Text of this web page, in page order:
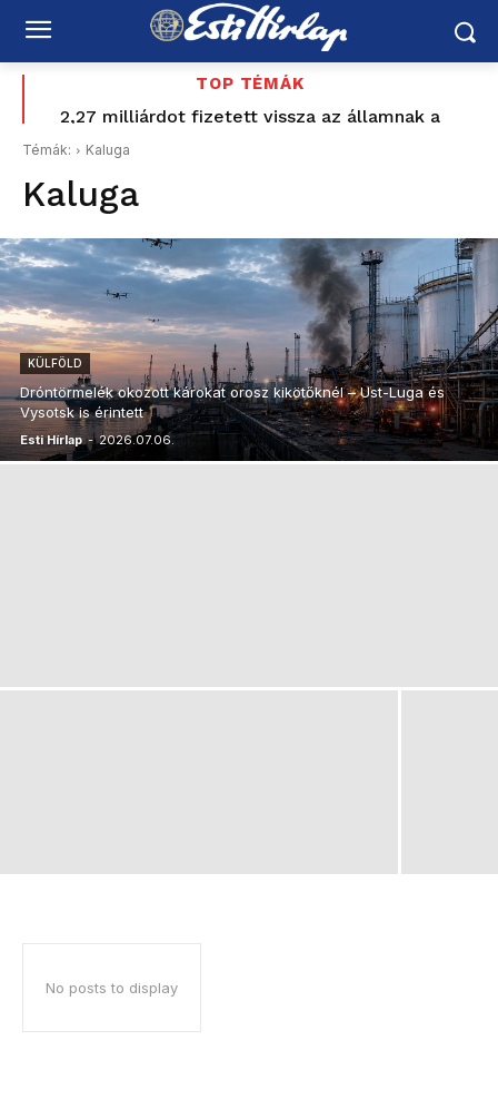
TOP TÉMÁK
2,27 milliárdot fizetett vissza az államnak a
Mészároshoz köthető magántőkealap – Vitézy
Baka Andrást jelöli köztársasági elnöknek a TISZA-
Témák: Kaluga
Kaluga
KÜLFÖLD
Dróntörmelék okozott károkat orosz kikötőknél – Ust-Luga és
Vysotsk is érintett
Esti Hírlap - 2026.07.06.
No posts to display